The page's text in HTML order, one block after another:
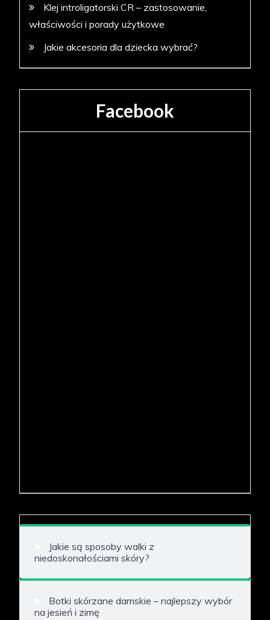
Klej introligatorski CR – zastosowanie,
właściwości i porady użytkowe
Jakie akcesoria dla dziecka wybrać?
Facebook
Jakie są sposoby walki z
niedoskonałościami skóry?
Botki skórzane damskie – najlepszy wybór
na jesień i zimę